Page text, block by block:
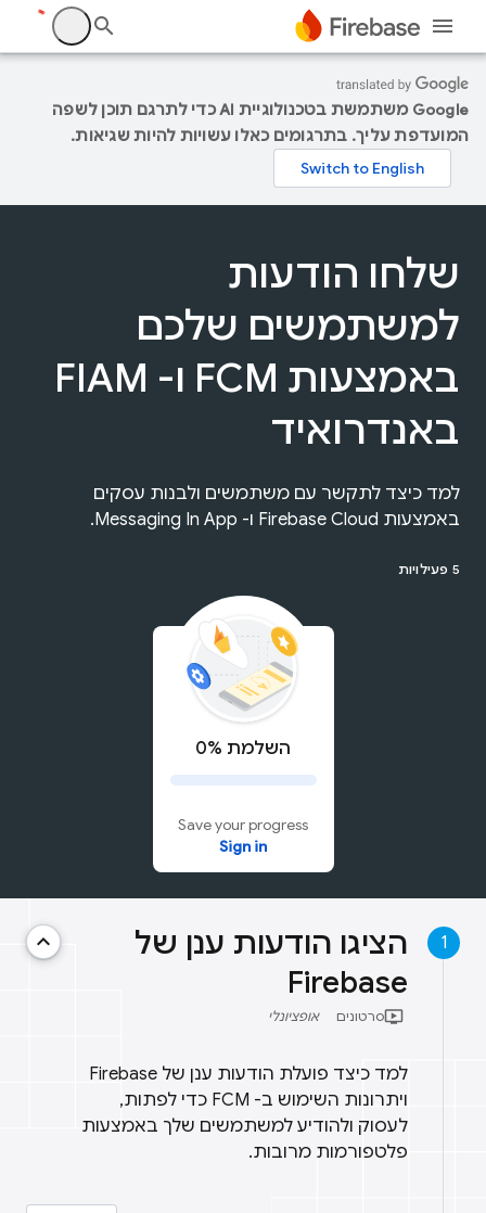
‫Google משתמשת בטכנולוגיית AI כדי לתרגם תוכן לשפה
המועדפת עליך. בתרגומים כאלו עשויות להיות שגיאות.
שלחו הודעות
למשתמשים שלכם
באמצעות FCM ו- FIAM
באנדרואיד
למד כיצד לתקשר עם משתמשים ולבנות עסקים
באמצעות Firebase Cloud ו- Messaging In App.
5 פעילויות
השלמת 0%
Save your progress
Sign in
1
הציגו הודעות ענן של
Firebase
keyboard_arrow_up
ondemand_videoסרטונים אופציונלי
למד כיצד פועלת הודעות ענן של Firebase
ויתרונות השימוש ב- FCM כדי לפתות,
לעסוק ולהודיע ​​למשתמשים שלך באמצעות
פלטפורמות מרובות.